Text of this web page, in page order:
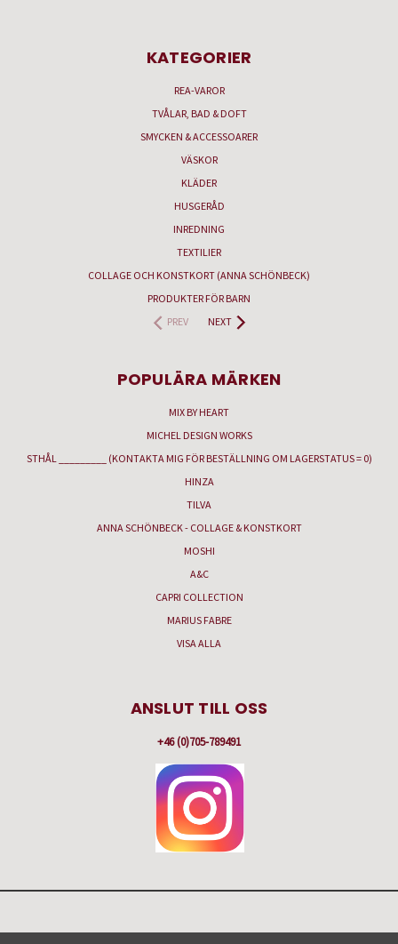
KATEGORIER
REA-VAROR
TVÅLAR, BAD & DOFT
SMYCKEN & ACCESSOARER
VÄSKOR
KLÄDER
HUSGERÅD
INREDNING
TEXTILIER
COLLAGE OCH KONSTKORT (ANNA SCHÖNBECK)
PRODUKTER FÖR BARN
PREV
NEXT
POPULÄRA MÄRKEN
MIX BY HEART
MICHEL DESIGN WORKS
STHÅL _________ (KONTAKTA MIG FÖR BESTÄLLNING OM LAGERSTATUS = 0)
HINZA
TILVA
ANNA SCHÖNBECK - COLLAGE & KONSTKORT
MOSHI
A&C
CAPRI COLLECTION
MARIUS FABRE
VISA ALLA
ANSLUT TILL OSS
+46 (0)705-789491